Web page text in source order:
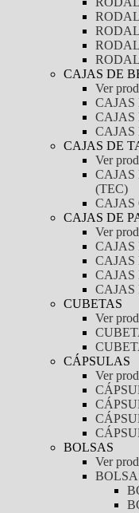
CAJAS DE
Ver
CAJAS
CAJAS
CAJAS
CAJAS DE
Ver
CAJAS
(TEC)
CAJAS
CAJAS DE
Ver
CAJAS
CAJAS
CAJAS
CAJAS
CUBETAS
Ver
CÁPSULAS
Ver
BOLSAS
Ver